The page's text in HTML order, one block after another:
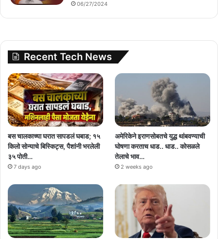
06/27/2024
Recent Tech News
बस चालकाच्या घरात सापडलं घबाड; १५
किलो सोन्याचे बिस्किट्स, पैशांनी भरलेली
३५ पोती…
7 days ago
अमेरिकेने इराणसोबतचे युद्ध थांबवण्याची
घोषणा करताच धाड.. धाड.. कोसळले
तेलाचे भाव…
2 weeks ago